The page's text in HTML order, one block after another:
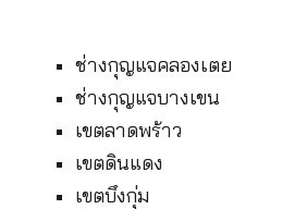
ช่างกุญแจคลองเตย
ช่างกุญแจบางเขน
เขตลาดพร้าว
เขตดินแดง
เขตบึงกุ่ม